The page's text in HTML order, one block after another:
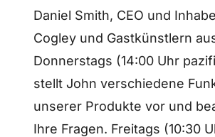
Daniel Smith, CEO und
Cogley und Gastkünstlern
Donnerstags (14:00 Uhr
stellt John verschiedene
unserer Produkte vor und
Ihre Fragen. Freitags (10:30